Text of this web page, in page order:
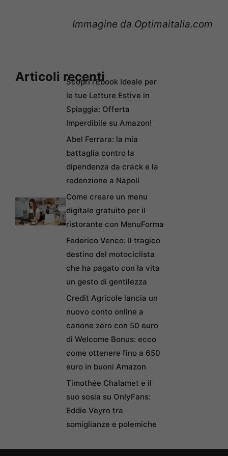
Immagine da Optimaitalia.com
Articoli recentiScopri l’Ebook Ideale per
le tue Letture Estive in
Spiaggia: Offerta
Imperdibile su Amazon!
Abel Ferrara: la mia
battaglia contro la
dipendenza da crack e la
redenzione a Napoli
Come creare un menu
digitale gratuito per il
ristorante con MenuForma
Federico Venco: Il tragico
destino del motociclista
che ha pagato con la vita
un gesto di gentilezza
Credit Agricole lancia un
nuovo conto online a
canone zero con 50 euro
di Welcome Bonus: ecco
come ottenere fino a 650
euro in buoni Amazon
Timothée Chalamet e il
suo sosia su OnlyFans:
Eddie Veyro tra
somiglianze e polemiche